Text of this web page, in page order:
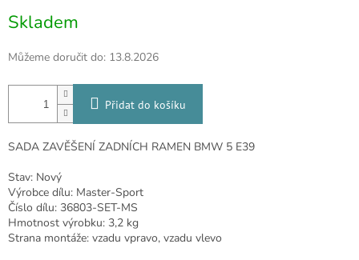
cena:
Skladem
Můžeme doručit do: 13.8.2026
Přidat do košíku
SADA ZAVĚŠENÍ ZADNÍCH RAMEN BMW 5 E39
Stav: Nový
Výrobce dílu: Master-Sport
Číslo dílu: 36803-SET-MS
Hmotnost výrobku: 3,2 kg
Strana montáže: vzadu vpravo, vzadu vlevo